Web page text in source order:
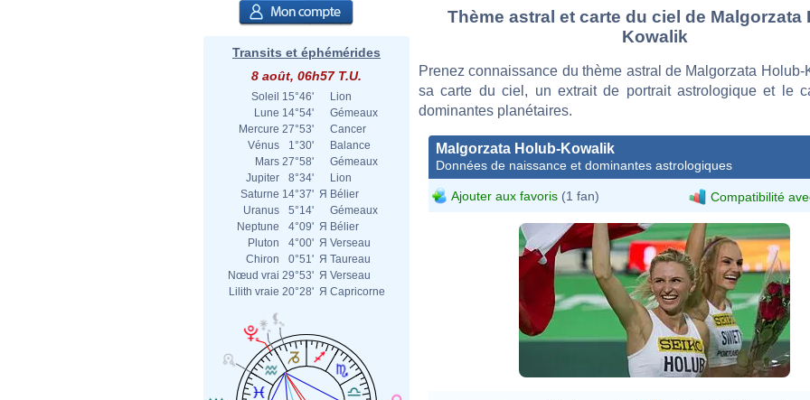
Transits et éphémérides
8 août, 06h57 T.U.
Soleil 15°46'
Lion
Lune 14°54'
Gémeaux
Mercure 27°53'
Cancer
Vénus
1°30'
Balance
Mars 27°58'
Gémeaux
Jupiter
8°34'
Lion
Saturne 14°37' Я Bélier
Uranus
5°14'
Gémeaux
Neptune
4°09' Я Bélier
Pluton
4°00' Я Verseau
Chiron
0°51' Я Taureau
Nœud vrai 29°53' Я Verseau
Lilith vraie 20°28' Я Capricorne
Thème astral et carte du ciel de Malgorzata
Kowalik
Prenez connaissance du thème astral de Malgorzata
sa carte du ciel, un extrait de portrait astrologique et le
dominantes planétaires.
Malgorzata Holub-Kowalik
Données de naissance et dominantes astrologiques
Ajouter aux favoris (1 fan) Compatibilité